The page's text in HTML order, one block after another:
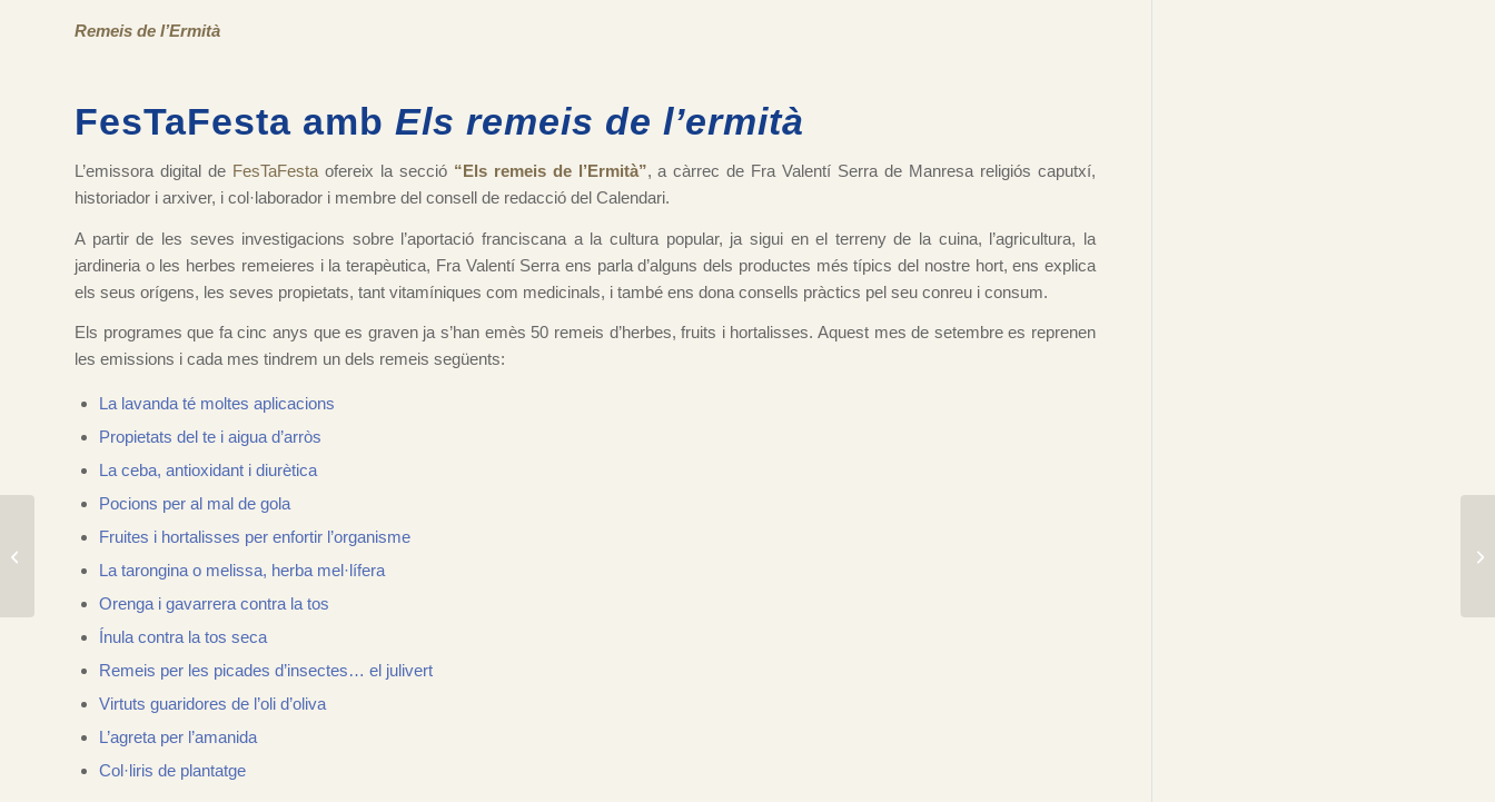
Remeis de l’Ermità
FesTaFesta amb Els remeis de l’ermità
L’emissora digital de FesTaFestaofereix la secció “Els remeis de l’Ermità”, a càrrec de Fra Valentí Serra de Manresa religiós caputxí,
historiador i arxiver, i col·laborador i membre del consell de redacció del Calendari.
A partir de les seves investigacions sobre l’aportació franciscana a la cultura popular, ja sigui en el terreny de la cuina, l’agricultura, la
jardineria o les herbes remeieres i la terapèutica, Fra Valentí Serra ens parla d’alguns dels productes més típics del nostre hort, ens explica
els seus orígens, les seves propietats, tant vitamíniques com medicinals, i també ens dona consells pràctics pel seu conreu i consum.
Els programes que fa cinc anys que es graven ja s’han emès 50 remeis d’herbes, fruits i hortalisses. Aquest mes de setembre es reprenen
les emissions i cada mes tindrem un dels remeis següents:
La lavanda té moltes aplicacions
Propietats del te i aigua d’arròs
La ceba, antioxidant i diurètica
Pocions per al mal de gola
Fruites i hortalisses per enfortir l’organisme
La tarongina o melissa, herba mel·lífera
Orenga i gavarrera contra la tos
Ínula contra la tos seca
Remeis per les picades d’insectes… el julivert
Virtuts guaridores de l’oli d’oliva
L’agreta per l’amanida
Col·liris de plantatge
Origens, retorn al
passat mariner i pagès